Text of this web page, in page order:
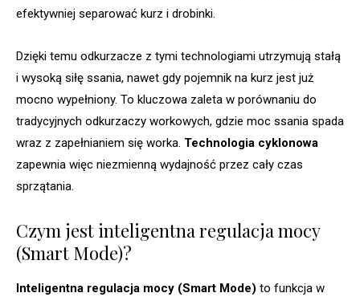
efektywniej separować kurz i drobinki.
Dzięki temu odkurzacze z tymi technologiami utrzymują stałą
i wysoką siłę ssania, nawet gdy pojemnik na kurz jest już
mocno wypełniony. To kluczowa zaleta w porównaniu do
tradycyjnych odkurzaczy workowych, gdzie moc ssania spada
wraz z zapełnianiem się worka. Technologia cyklonowa
zapewnia więc niezmienną wydajność przez cały czas
sprzątania.
Czym jest inteligentna regulacja mocy
(Smart Mode)?
Inteligentna regulacja mocy (Smart Mode) to funkcja w